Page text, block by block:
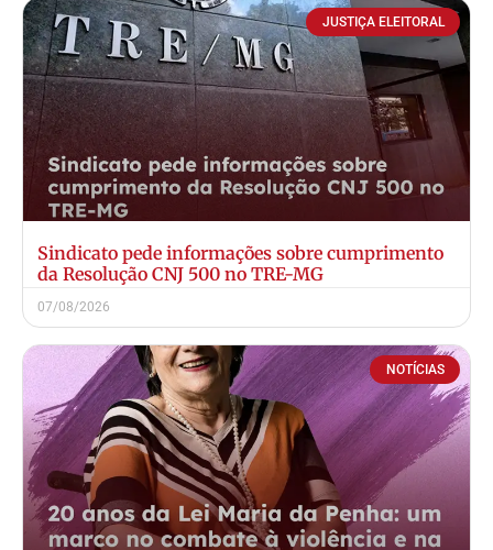
JUSTIÇA ELEITORAL
Sindicato pede informações sobre cumprimento
da Resolução CNJ 500 no TRE-MG
07/08/2026
NOTÍCIAS